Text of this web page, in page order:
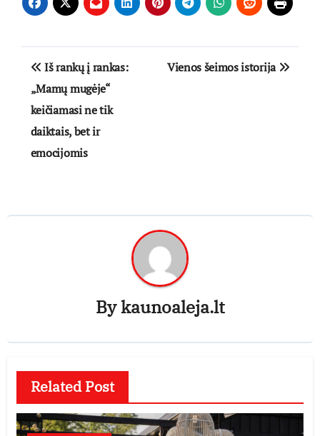
Navigacija
tarp
įrašų
Iš rankų į rankas:
„Mamų mugėje“
keičiamasi ne tik
daiktais, bet ir
emocijomis
Vienos šeimos istorija
Bykaunoaleja.lt
Related Post